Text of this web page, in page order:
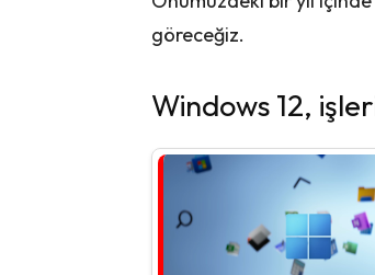
göreceğiz.
Windows 12,